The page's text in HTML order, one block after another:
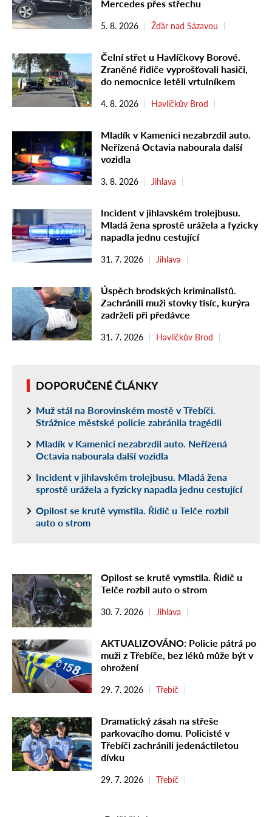
Mercedes přes střechu
5. 8. 2026 Žďár nad Sázavou
Čelní střet u Havlíčkovy Borové.
Zraněné řidiče vyprošťovali hasiči,
do nemocnice letěli vrtulníkem
4. 8. 2026 Havlíčkův Brod
Mladík v Kamenici nezabrzdil auto.
Neřízená Octavia nabourala další
vozidla
3. 8. 2026 Jihlava
Incident v jihlavském trolejbusu.
Mladá žena sprostě urážela a fyzicky
napadla jednu cestující
31. 7. 2026 Jihlava
Úspěch brodských kriminalistů.
Zachránili muži stovky tisíc, kurýra
zadrželi při předávce
31. 7. 2026 Havlíčkův Brod
DOPORUČENÉ ČLÁNKY
Muž stál na Borovinském mostě v Třebíči.
Strážnice městské policie zabránila tragédii
Mladík v Kamenici nezabrzdil auto. Neřízená
Octavia nabourala další vozidla
Incident v jihlavském trolejbusu. Mladá žena
sprostě urážela a fyzicky napadla jednu cestující
Opilost se krutě vymstila. Řidič u Telče rozbil
auto o strom
Opilost se krutě vymstila. Řidič u
Telče rozbil auto o strom
30. 7. 2026 Jihlava
AKTUALIZOVÁNO: Policie pátrá po
muži z Třebíče, bez léků může být v
ohrožení
29. 7. 2026 Třebíč
Dramatický zásah na střeše
parkovacího domu. Policisté v
Třebíči zachránili jedenáctiletou
dívku
29. 7. 2026 Třebíč